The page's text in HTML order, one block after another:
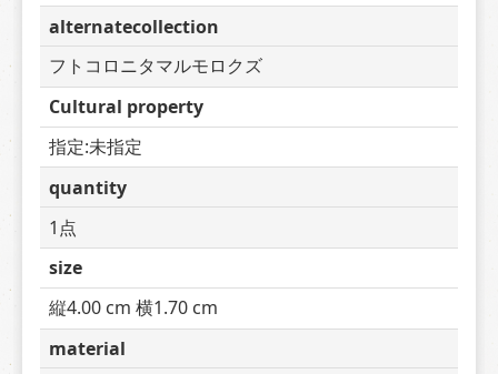
alternatecollection
フトコロニタマルモロクズ
Cultural property
指定:未指定
quantity
1点
size
縦4.00 cm 横1.70 cm
material